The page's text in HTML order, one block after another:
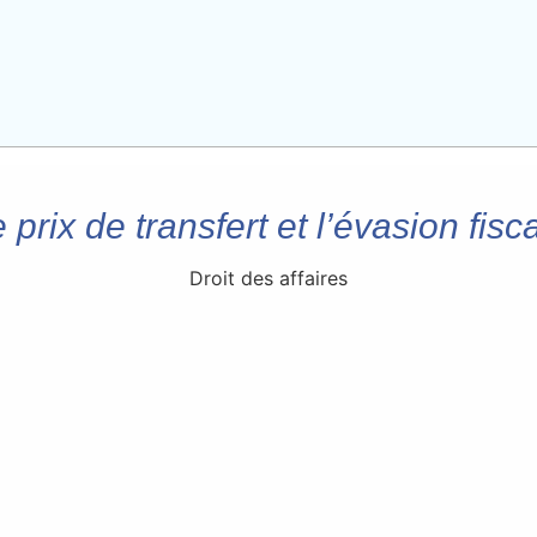
prix de transfert et l’évasion
Droit des affaires